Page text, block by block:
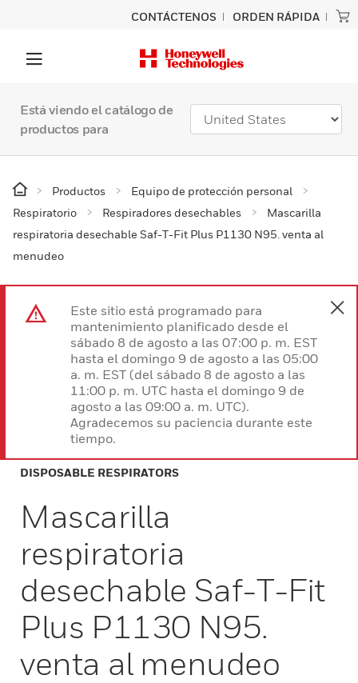
CONTÁCTENOS ORDEN RÁPIDA
Está viendo el catálogo de
productos para
Productos
Equipo de protección personal
Respiratorio
Respiradores desechables
Mascarilla
respiratoria desechable Saf-T-Fit Plus P1130 N95. venta al
menudeo
Este sitio está programado para
mantenimiento planificado desde el
sábado 8 de agosto a las 07:00 p. m. EST
hasta el domingo 9 de agosto a las 05:00
a. m. EST (del sábado 8 de agosto a las
11:00 p. m. UTC hasta el domingo 9 de
agosto a las 09:00 a. m. UTC).
Agradecemos su paciencia durante este
tiempo.
DISPOSABLE RESPIRATORS
Mascarilla
respiratoria
desechable Saf-T-Fit
Plus P1130 N95.
venta al menudeo